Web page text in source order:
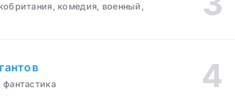
комедия, военный,